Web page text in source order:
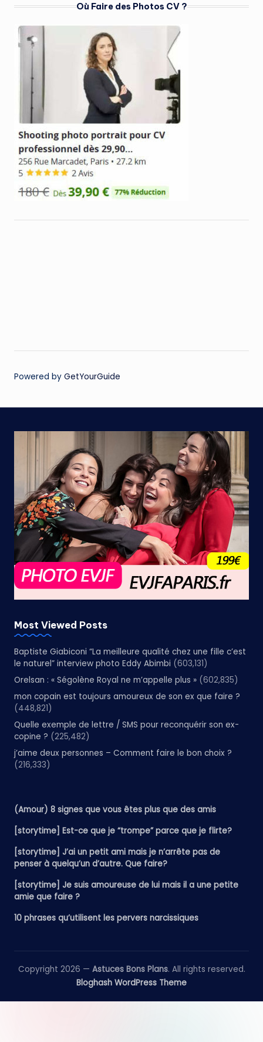
Où Faire des Photos CV ?
Powered by GetYourGuide
Most Viewed Posts
Baptiste Giabiconi “La meilleure qualité chez une fille c’est
le naturel” interview photo Eddy Abimbi (603,131)
Orelsan : « Ségolène Royal ne m’appelle plus » (602,835)
mon copain est toujours amoureux de son ex que faire ?
(448,821)
Quelle exemple de lettre / SMS pour reconquérir son ex-
copine ? (225,482)
j’aime deux personnes – Comment faire le bon choix ?
(216,333)
(Amour) 8 signes que vous êtes plus que des amis
[storytime] Est-ce que je “trompe” parce que je flirte?
[storytime] J’ai un petit ami mais je n’arrête pas de
penser à quelqu’un d’autre. Que faire?
[storytime] Je suis amoureuse de lui mais il a une petite
amie que faire ?
10 phrases qu’utilisent les pervers narcissiques
Copyright 2026 — Astuces Bons Plans. All rights reserved.
Bloghash WordPress Theme